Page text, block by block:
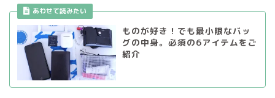
あわせて読みたい
ものが好き！でも最小限なバッ
グの中身。必須の6アイテムをご
紹介